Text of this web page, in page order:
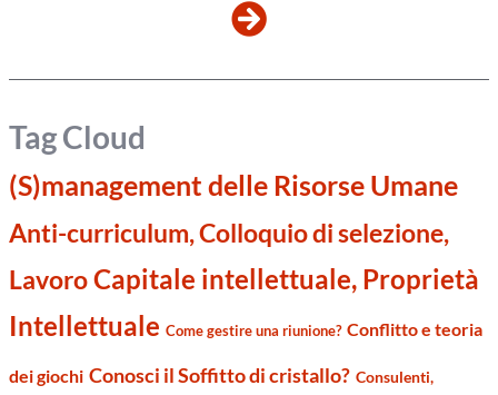
Tag Cloud
(S)management delle Risorse Umane
Anti-curriculum, Colloquio di selezione,
LavoroCapitale intellettuale, Proprietà
Intellettuale Come gestire una riunione? Conflitto e teoria
dei giochi Conosci il Soffitto di cristallo? Consulenti,